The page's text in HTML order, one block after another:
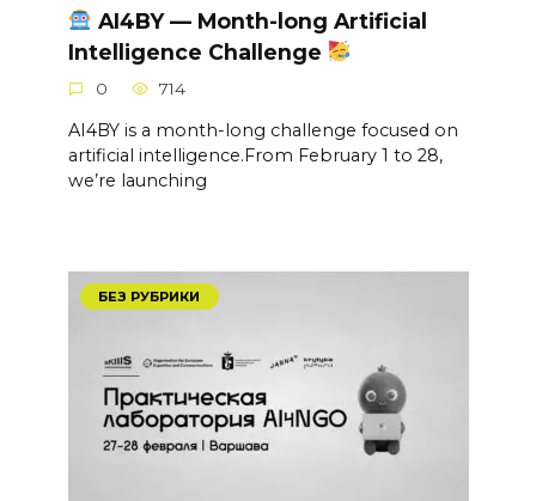
AI4BY — Month-long Artificial
Intelligence Challenge
0 714
AI4BY is a month-long challenge focused on
artificial intelligence.From February 1 to 28,
we’re launching
БЕЗ РУБРИКИ